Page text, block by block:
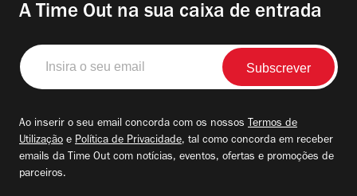
A Time Out na sua caixa de entrada
Insira
o
seu
Ao inserir o seu email concorda com os nossos Termos de
Utilização e Política de Privacidade, tal como concorda em receber
emails da Time Out com notícias, eventos, ofertas e promoções de
parceiros.